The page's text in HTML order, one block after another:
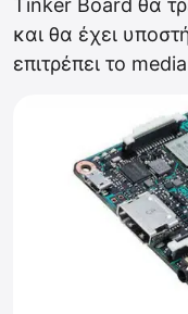
Tinker Board θα
και θα έχει
επιτρέπει το